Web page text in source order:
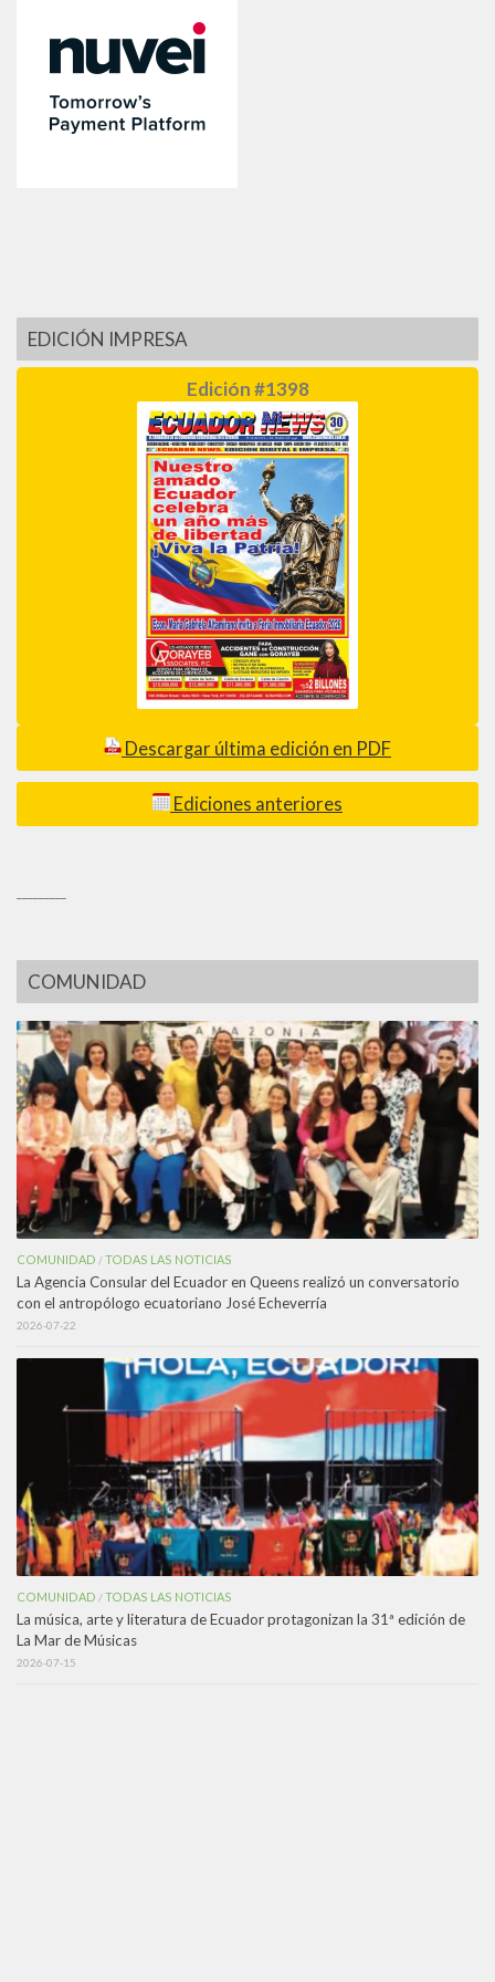
EDICIÓN IMPRESA
Edición #1398
Descargar última edición en PDF
Ediciones anteriores
COMUNIDAD
COMUNIDAD /TODAS LAS NOTICIAS
La Agencia Consular del Ecuador en Queens realizó un conversatorio
con el antropólogo ecuatoriano José Echeverría
2026-07-22
COMUNIDAD /TODAS LAS NOTICIAS
La música, arte y literatura de Ecuador protagonizan la 31ª edición de
La Mar de Músicas
2026-07-15